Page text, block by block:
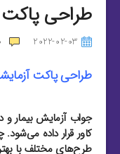
طراحی
2022-02-03
طراحی پاکت
جواب آزمایش بیمار و
کاور قرار داده
طرح‌های مختلف با